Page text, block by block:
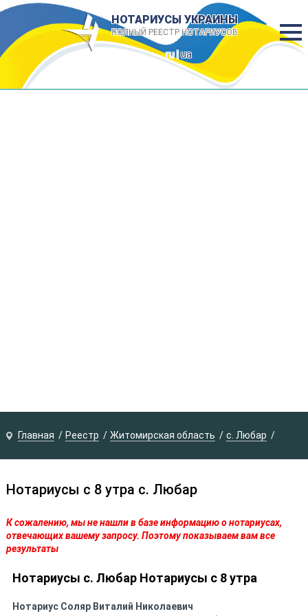
НОТАРИУСЫ УКРАИНЫ
ПОЛНЫЙ РЕЕСТР НОТАРИУСОВ
ru |ua
Главная Реестр Житомирская область с. Любар
Нотариусы с 8 утра с. Любар
К сожалению, мы не нашли в базе информацию о нотариусах,
отвечающих вашему запросу. Поэтому показываем вам все
результаты
Нотариусы с. Любар Нотариусы с 8 утра
Нотариус Соляр Виталий Николаевич